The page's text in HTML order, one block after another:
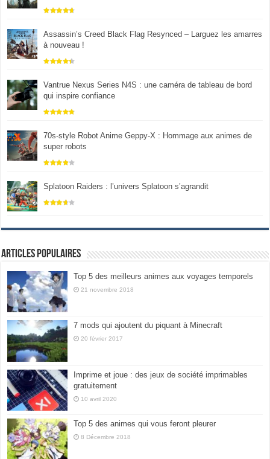
Assassin’s Creed Black Flag Resynced – Larguez les amarres
à nouveau !
Vantrue Nexus Series N4S : une caméra de tableau de bord
qui inspire confiance
70s-style Robot Anime Geppy-X : Hommage aux animes de
super robots
Splatoon Raiders : l’univers Splatoon s’agrandit
Articles populaires
Top 5 des meilleurs animes aux voyages temporels
21 novembre 2018
7 mods qui ajoutent du piquant à Minecraft
20 février 2017
Imprime et joue : des jeux de société imprimables
gratuitement
10 avril 2020
Top 5 des animes qui vous feront pleurer
8 Décembre 2018